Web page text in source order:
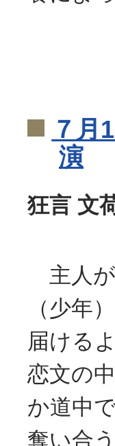
７月
演
狂言 文
主人が
（少年
届ける
恋文の
か道中
奪い合